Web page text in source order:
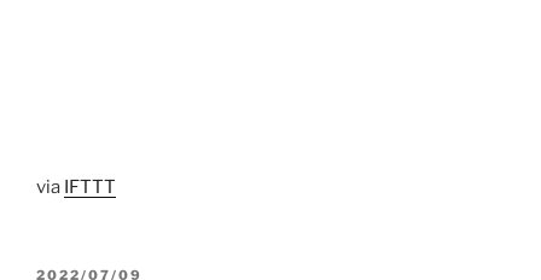
via IFTTT
PUBLICADO
2022/07/09